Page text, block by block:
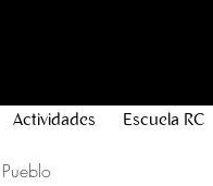
Actividades Escuela RC